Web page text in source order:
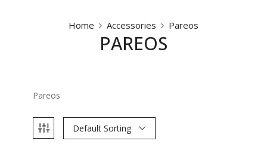
PAREOS
Home Accessories Pareos
Pareos
Default Sorting